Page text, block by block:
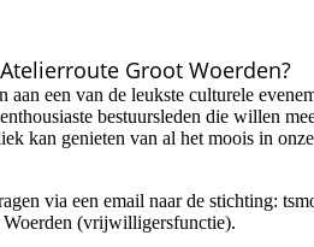
Groot Woerden?
een van de leukste culturele
bestuursleden die willen
kan genieten van al het moois in
via een email naar de stichting:
(vrijwilligersfunctie).